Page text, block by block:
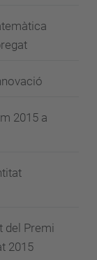
2015 a
del Premi
2015